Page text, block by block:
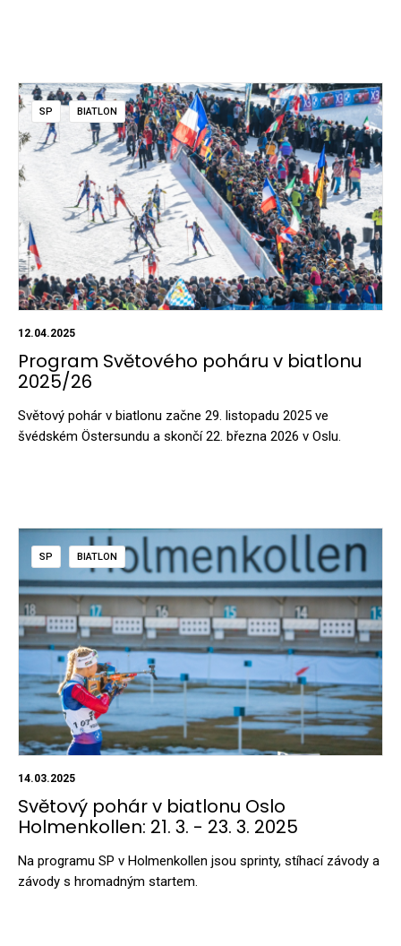
SP BIATLON
12.04.2025
Program Světového poháru v biatlonu
2025/26
Světový pohár v biatlonu začne 29. listopadu 2025 ve
švédském Östersundu a skončí 22. března 2026 v Oslu.
SP BIATLON
14.03.2025
Světový pohár v biatlonu Oslo
Holmenkollen: 21. 3. - 23. 3. 2025
Na programu SP v Holmenkollen jsou sprinty, stíhací závody a
závody s hromadným startem.